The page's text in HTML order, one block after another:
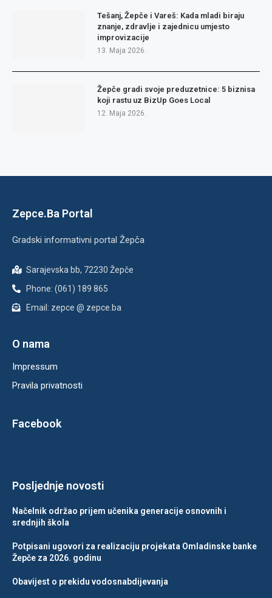
Tešanj, Žepče i Vareš: Kada mladi biraju
znanje, zdravlje i zajednicu umjesto
improvizacije
13. Maja 2026.
Žepče gradi svoje preduzetnice: 5 biznisa
koji rastu uz BizUp Goes Local
12. Maja 2026.
Zepce.Ba Portal
Gradski informativni portal Žepča
Sarajevska bb, 72230 Žepče
Phone: (061) 189 865
Email: zepce @ zepce.ba
O nama
Impressum
Pravila privatnosti
Facebook
Posljednje novosti
Načelnik održao prijem učenika generacije osnovnih i
srednjih škola
Potpisani ugovori za realizaciju projekata Omladinske banke
Žepče za 2026. godinu
Obavijest o prekidu vodosnabdijevanja